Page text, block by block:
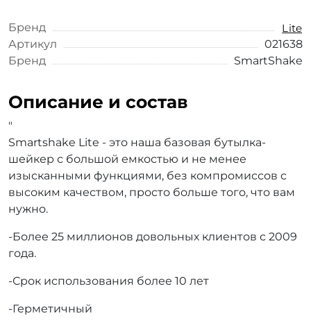
Бренд
Lite
Артикул
021638
Бренд
SmartShake
Описание и состав
"
Smartshake Lite - это наша базовая бутылка-
шейкер с большой емкостью и не менее
изысканными функциями, без компромиссов с
высоким качеством, просто больше того, что вам
нужно.
-Более 25 миллионов довольных клиентов с 2009
года.
-Срок использования более 10 лет
-Герметичный